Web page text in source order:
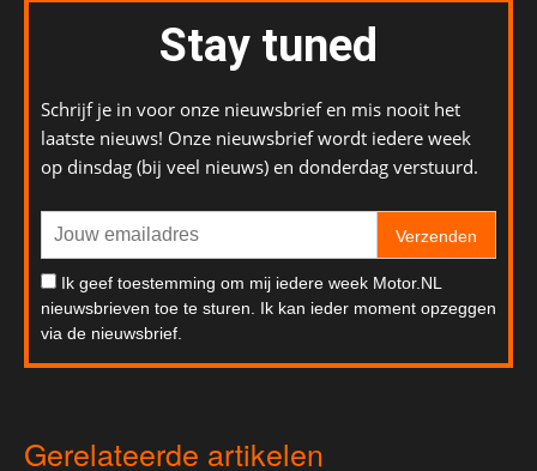
Stay tuned
Schrijf je in voor onze nieuwsbrief en mis nooit het
laatste nieuws! Onze nieuwsbrief wordt iedere week
op dinsdag (bij veel nieuws) en donderdag verstuurd.
Verzenden
Ik geef toestemming om mij iedere week Motor.NL
nieuwsbrieven toe te sturen. Ik kan ieder moment opzeggen
via de nieuwsbrief.
Gerelateerde artikelen